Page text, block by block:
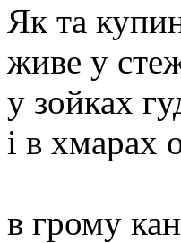
Як та
живе у
у зойках
і в хмарах
в грому